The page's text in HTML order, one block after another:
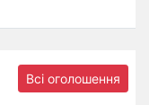
Всі оголошення